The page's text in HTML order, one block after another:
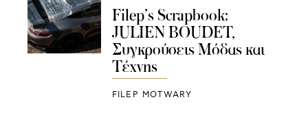
Filep’s Scrapbook:
JULIEN BOUDET,
Συγκρούσεις Μόδας και
Τέχνης
FILEP MOTWARY